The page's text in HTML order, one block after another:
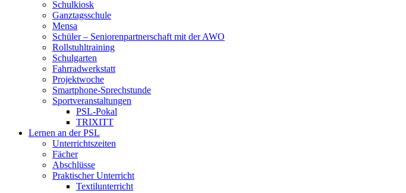
Schulkiosk
Ganztagsschule
Mensa
Schüler – Seniorenpartnerschaft mit der AWO
Rollstuhltraining
Schulgarten
Fahrradwerkstatt
Projektwoche
Smartphone-Sprechstunde
Sportveranstaltungen
PSL-Pokal
TRIXITT
Lernen an der PSL
Unterrichtszeiten
Fächer
Abschlüsse
Praktischer Unterricht
Textilunterricht